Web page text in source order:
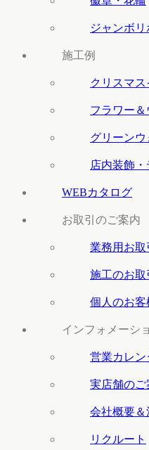
ジャンボ
施工例
クリスマ
フラワー
グリーン
店内装飾
WEBカタログ
お取引のご案内
業務用お取
施工のお取
個人のお客
インフォメーシ
営業カレン
実店舗のご
会社概要＆
リクルート